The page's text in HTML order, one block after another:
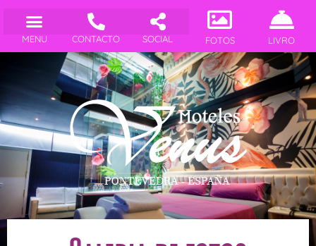
MENU CONTACTO SOCIAL FOTOS LIVRO